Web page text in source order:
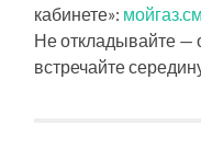
кабинете»:
Не откладывайте —
встречайте